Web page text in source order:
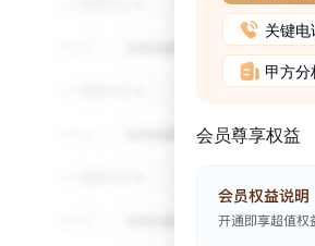
关键
甲方
会员尊享权益